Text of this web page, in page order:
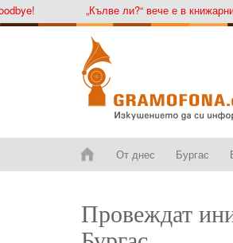
„Кълве ли?“ вече е в книжарници
От днес Бургас
Провеждат